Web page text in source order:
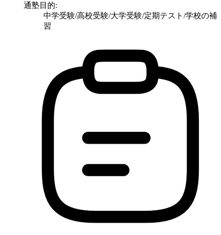
通塾目的:
中学受験/高校受験/大学受験/定期テスト/学校の補
習